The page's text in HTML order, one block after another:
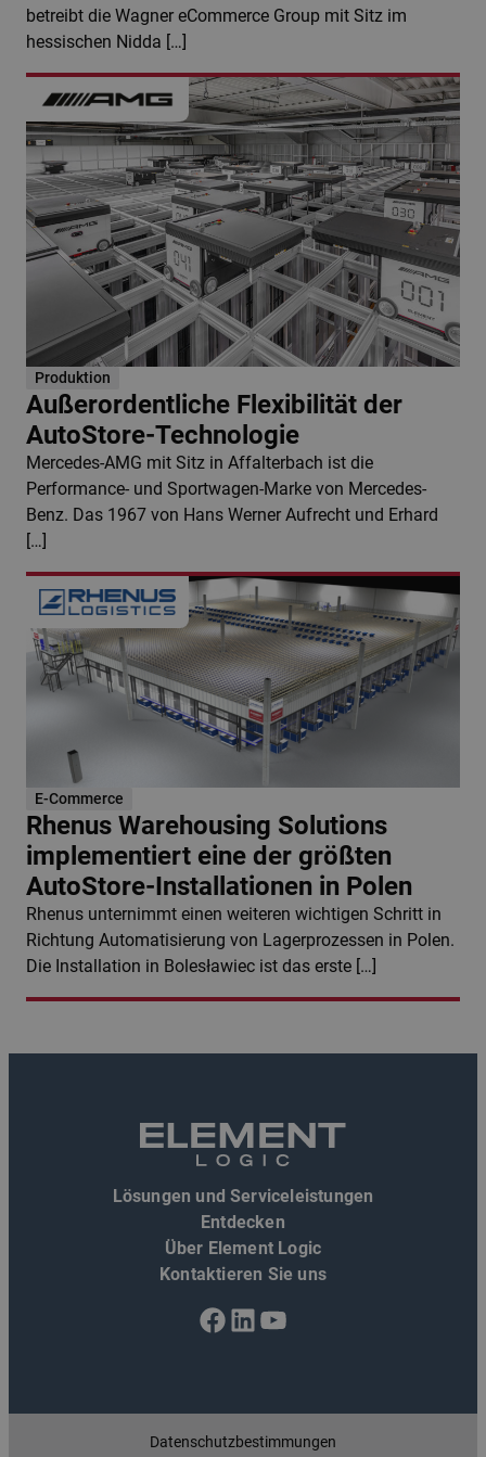
betreibt die Wagner eCommerce Group mit Sitz im
hessischen Nidda […]
Produktion
Außerordentliche Flexibilität der
AutoStore-Technologie
Mercedes-AMG mit Sitz in Affalterbach ist die
Performance- und Sportwagen-Marke von Mercedes-
Benz. Das 1967 von Hans Werner Aufrecht und Erhard
[…]
E-Commerce
Rhenus Warehousing Solutions
implementiert eine der größten
AutoStore-Installationen in Polen
Rhenus unternimmt einen weiteren wichtigen Schritt in
Richtung Automatisierung von Lagerprozessen in Polen.
Die Installation in Bolesławiec ist das erste […]
Lösungen und Serviceleistungen
Entdecken
Über Element Logic
Kontaktieren Sie uns
Facebook
LinkedIn
YouTube
Datenschutzbestimmungen